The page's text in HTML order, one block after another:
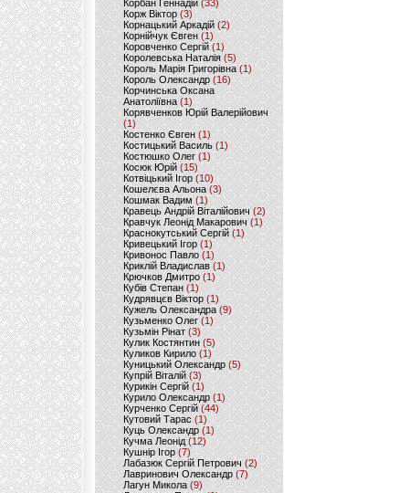
Корбан Геннадій (33)
Корж Віктор (3)
Корнацький Аркадій (2)
Корнійчук Євген (1)
Коровченко Сергій (1)
Королевська Наталія(5)
Король Марія Григорівна (1)
Король Олександр (16)
Корчинська Оксана
Анатоліївна (1)
Корявченков Юрій Валерійович
(1)
Костенко Євген (1)
Костицький Василь (1)
Костюшко Олег (1)
Косюк Юрій (15)
Котвіцький Ігор (10)
Кошелєва Альона(3)
Кошмак Вадим (1)
Кравець Андрій Віталійович (2)
Кравчук Леонід Макарович (1)
Краснокутський Сергій (1)
Кривецький Ігор (1)
Кривонос Павло (1)
Криклій Владислав (1)
Крючков Дмитро(1)
Кубів Степан(1)
Кудрявцєв Віктор (1)
Кужель Олександра (9)
Кузьменко Олег (1)
Кузьмін Рінат(3)
Кулик Костянтин(5)
Куликов Кирило (1)
Куницький Олександр (5)
Купрій Віталій (3)
Курикін Сергій(1)
Курило Олександр (1)
Курченко Сергій (44)
Кутовий Тарас (1)
Куць Олександр (1)
Кучма Леонід (12)
Кушнір Ігор(7)
Лабазюк Сергій Петрович (2)
Лавринович Олександр(7)
Лагун Микола(9)